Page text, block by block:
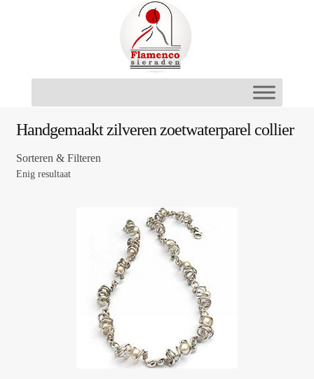
Handgemaakt zilveren zoetwaterparel collier
Sorteren & Filteren
Enig resultaat